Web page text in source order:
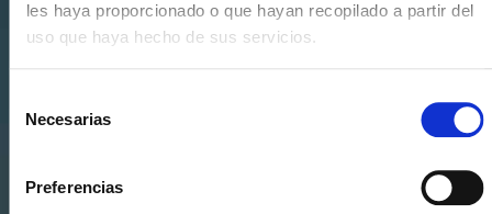
les haya proporcionado o que hayan recopilado a partir del
uso que haya hecho de sus servicios.
Necesarias
Preferencias
prometemos enviarte contenido de mucho valor.